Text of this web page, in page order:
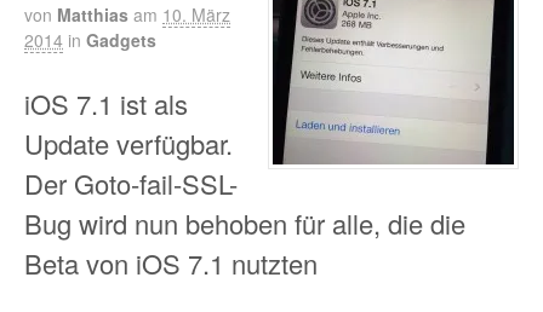
von Matthias am 10. März
2014 in Gadgets
iOS 7.1 ist als
Update verfügbar.
Der Goto-fail-SSL-
Bug wird nun behoben für alle, die die
Beta von iOS 7.1 nutzten